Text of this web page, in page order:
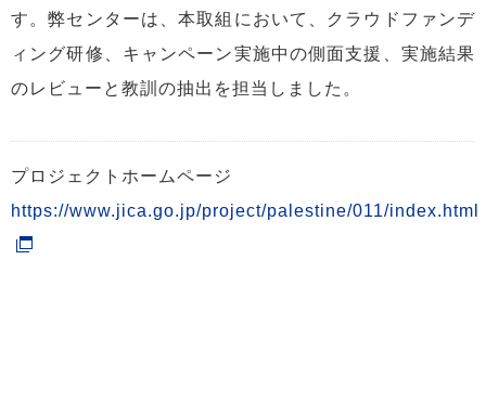
す。弊センターは、本取組において、クラウドファンデ
ィング研修、キャンペーン実施中の側面支援、実施結果
のレビューと教訓の抽出を担当しました。
プロジェクトホームページ
https://www.jica.go.jp/project/palestine/011/index.html